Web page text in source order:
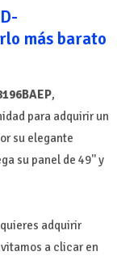
más barato
,
para adquirir un
su elegante
su panel de 49'' y
adquirir
a clicar en